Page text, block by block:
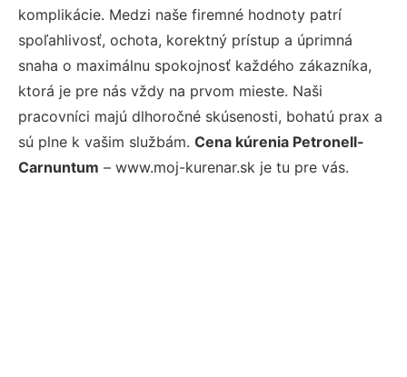
komplikácie. Medzi naše firemné hodnoty patrí
spoľahlivosť, ochota, korektný prístup a úprimná
snaha o maximálnu spokojnosť každého zákazníka,
ktorá je pre nás vždy na prvom mieste. Naši
pracovníci majú dlhoročné skúsenosti, bohatú prax a
sú plne k vašim službám. Cena kúrenia Petronell-
Carnuntum – www.moj-kurenar.sk je tu pre vás.